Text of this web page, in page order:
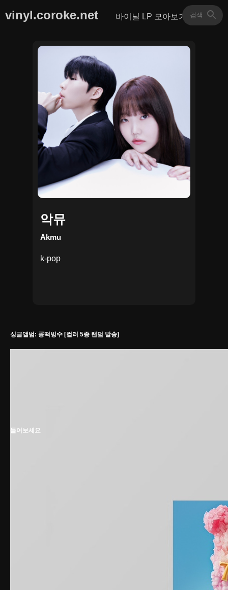
vinyl.coroke.net 바이닐 LP 모아보기
악뮤
Akmu
k-pop
싱글앨범: 콩떡빙수 [컬러 5종 랜덤 발송]
들어보세요